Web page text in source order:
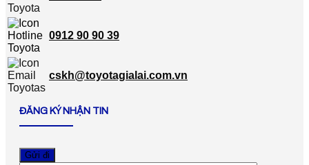
0912 90 90 39
cskh@toyotagialai.com.vn
ĐĂNG KÝ NHẬN TIN